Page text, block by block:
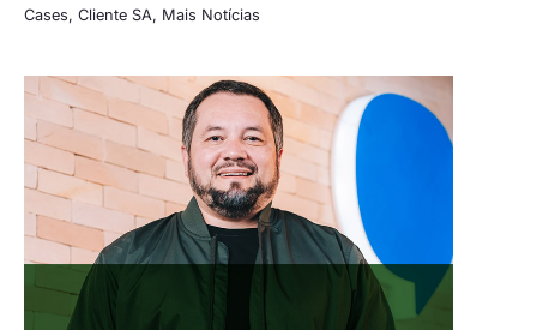
Cases, Cliente SA, Mais Notícias